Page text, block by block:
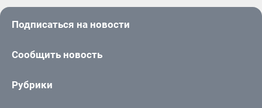
Подписаться на новости
Сообщить новость
Рубрики